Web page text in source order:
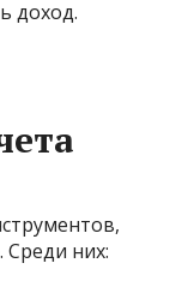
доход.
Среди них: